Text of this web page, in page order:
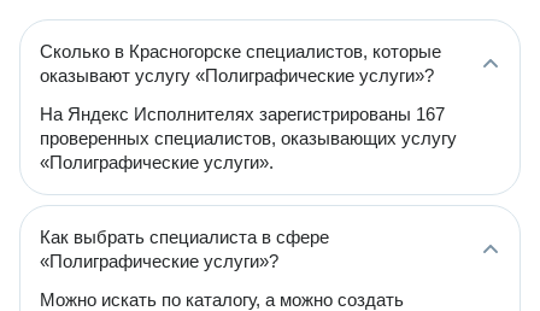
Сколько в Красногорске специалистов, которые
оказывают услугу «Полиграфические услуги»?
На Яндекс Исполнителях зарегистрированы 167
проверенных специалистов, оказывающих услугу
«Полиграфические услуги».
Как выбрать специалиста в сфере
«Полиграфические услуги»?
Можно искать по каталогу, а можно создать